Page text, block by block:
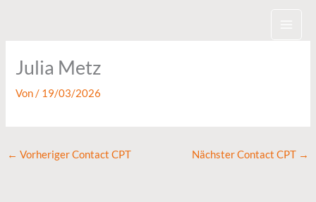
Julia Metz
Von/ 19/03/2026
← Vorheriger Contact CPT Nächster Contact CPT →